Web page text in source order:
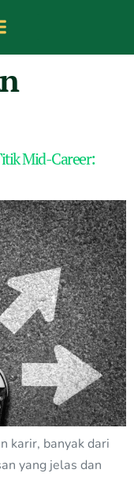
Mid-Career:
karir, banyak dari
yang jelas dan